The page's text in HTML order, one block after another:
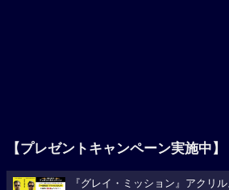
【プレゼントキャンペーン実施中】
『グレイ・ミッション』アクリ